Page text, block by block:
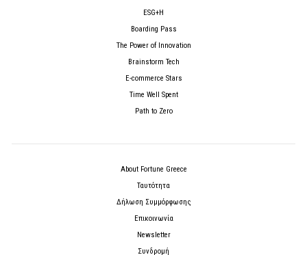
ESG+H
Boarding Pass
The Power of Innovation
Brainstorm Tech
E-commerce Stars
Time Well Spent
Path to Zero
About Fortune Greece
Ταυτότητα
Δήλωση Συμμόρφωσης
Επικοινωνία
Newsletter
Συνδρομή